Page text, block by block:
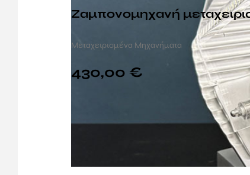
Ζαμπονομηχανή
Μεταχειρισμένα Μηχανήματα
430,00 €